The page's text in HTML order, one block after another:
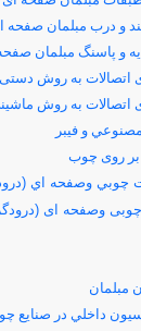
و درب مبلمان صفحه
و پاسنگ مبلمان
اتصالات به روش دستی
اتصالات به روش
و فيبر
روی چوب
چوبي وصفحه اي
وصفحه ای
مبلمان
داخلي در صنايع